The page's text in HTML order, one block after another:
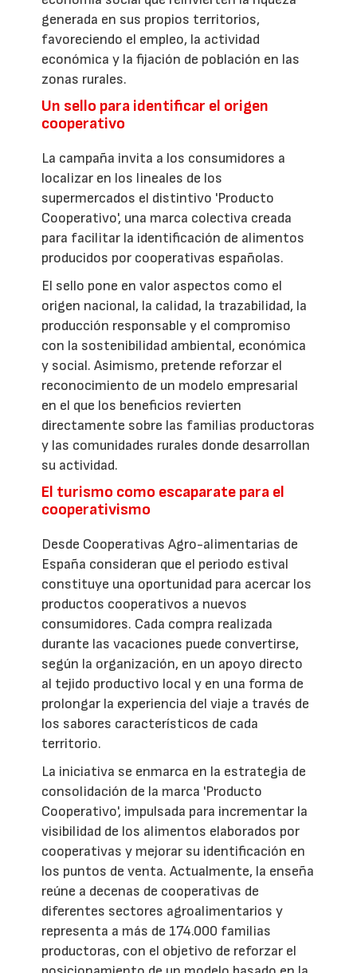
generada en sus propios territorios,
favoreciendo el empleo, la actividad
económica y la fijación de población en las
zonas rurales.
Un sello para identificar el origen
cooperativo
La campaña invita a los consumidores a
localizar en los lineales de los
supermercados el distintivo 'Producto
Cooperativo', una marca colectiva creada
para facilitar la identificación de alimentos
producidos por cooperativas españolas.
El sello pone en valor aspectos como el
origen nacional, la calidad, la trazabilidad, la
producción responsable y el compromiso
con la sostenibilidad ambiental, económica
y social. Asimismo, pretende reforzar el
reconocimiento de un modelo empresarial
en el que los beneficios revierten
directamente sobre las familias productoras
y las comunidades rurales donde desarrollan
su actividad.
El turismo como escaparate para el
cooperativismo
Desde Cooperativas Agro-alimentarias de
España consideran que el periodo estival
constituye una oportunidad para acercar los
productos cooperativos a nuevos
consumidores. Cada compra realizada
durante las vacaciones puede convertirse,
según la organización, en un apoyo directo
al tejido productivo local y en una forma de
prolongar la experiencia del viaje a través de
los sabores característicos de cada
territorio.
La iniciativa se enmarca en la estrategia de
consolidación de la marca 'Producto
Cooperativo', impulsada para incrementar la
visibilidad de los alimentos elaborados por
cooperativas y mejorar su identificación en
los puntos de venta. Actualmente, la enseña
reúne a decenas de cooperativas de
diferentes sectores agroalimentarios y
representa a más de 174.000 familias
productoras, con el objetivo de reforzar el